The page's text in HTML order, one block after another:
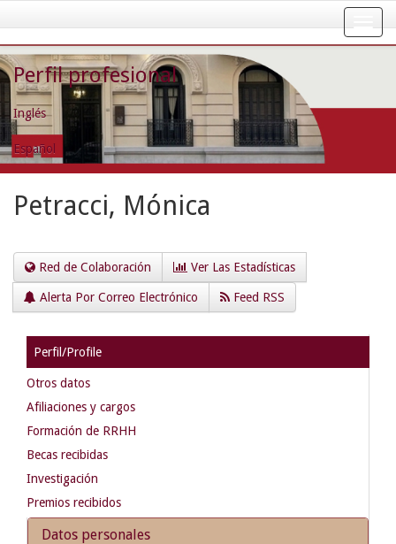
navigation
Perfil profesional
Inglés
Español
Petracci, Mónica
Red de Colaboración Ver Las Estadísticas
Alerta Por Correo Electrónico Feed RSS
Perfil/Profile
Otros datos
Afiliaciones y cargos
Formación de RRHH
Becas recibidas
Investigación
Premios recibidos
Datos personales